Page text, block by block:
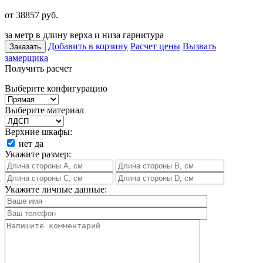
от 38857 руб.
за метр в длину верха и низа гарнитура
Заказать Добавить в корзину Расчет цены Вызвать
замерщика
Получить расчет
Выберите конфигурацию
Выберите материал
Верхние шкафы:
нет да
Укажите размер:
Укажите личные данные: